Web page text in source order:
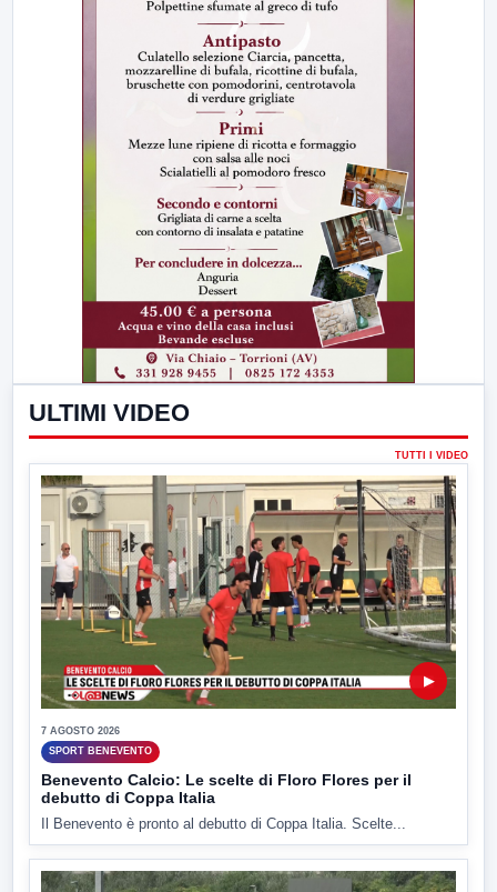
ULTIMI VIDEO
TUTTI I VIDEO
▶
7 AGOSTO 2026
SPORT BENEVENTO
Benevento Calcio: Le scelte di Floro Flores per il
debutto di Coppa Italia
Il Benevento è pronto al debutto di Coppa Italia. Scelte...